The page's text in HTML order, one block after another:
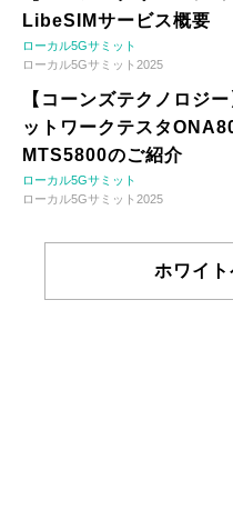
LibeSIMサービス概要
ローカル5Gサミット
ローカル5Gサミット2025
【コーンズテクノロ
ットワークテスタ
MTS5800のご紹介
ローカル5Gサミット
ローカル5Gサミット2025
ホワイ